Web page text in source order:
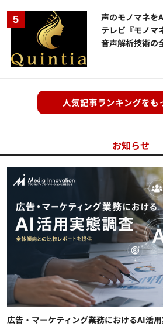
声のモノマネを
テレビ『モノマ
音声解析技術の
人気記事ランキングをも
お知らせ
広告・マーケティング業務におけるAI活